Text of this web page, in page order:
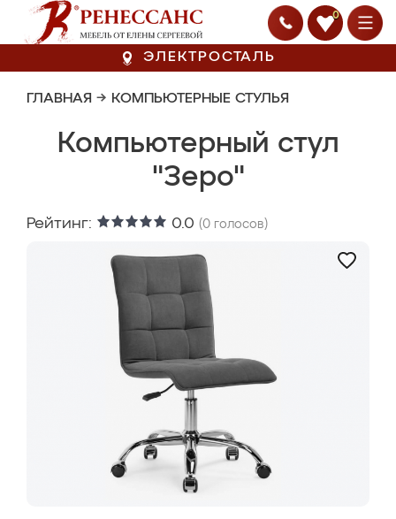
0
ЭЛЕКТРОСТАЛЬ
ГЛАВНАЯ → КОМПЬЮТЕРНЫЕ СТУЛЬЯ
Компьютерный стул
"Зеро"
Рейтинг: 0.0 (0 голосов)